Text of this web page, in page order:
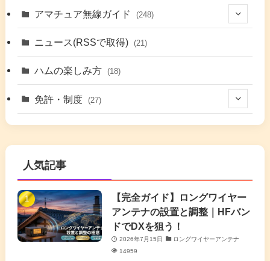
(9)
(17)
(6)
アマチュア無線ガイド (248)
(42)
(5)
(1)
(4)
(3)
(41)
(7) (7)
(16)
(7)
(6)
(63)
(7)
(5)
ニュース(RSSで取得) (21)
ハムの楽しみ方 (18)
免許・制度 (27)
(5)
(4)
(1)
人気記事
【完全ガイド】ロングワイヤー
アンテナの設置と調整｜HFバン
ドでDXを狙う！
2026年7月15日
ロングワイヤーアンテナ
14959